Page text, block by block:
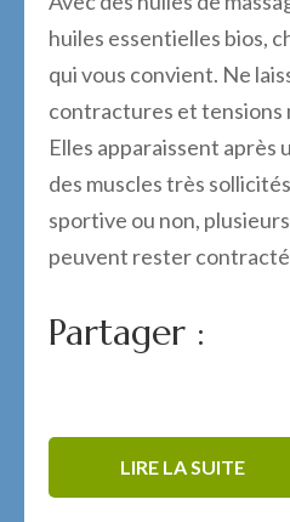
huiles essentielles bios,
qui vous convient. Ne
contractures et tensions
Elles apparaissent
des muscles très
sportive ou non,
peuvent rester
Partager :
LIRE LA SUITE